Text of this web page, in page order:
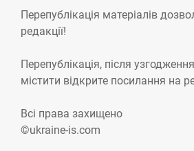
Перепублікація матеріалів
редакції!
Перепублікація, після
містити відкрите посилання на
Всі права захищено
©ukraine-is.com